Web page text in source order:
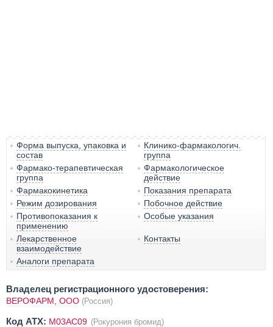
Форма выпуска, упаковка и
состав
Клинико-фармакологич.
группа
Фармако-терапевтическая
группа
Фармакологическое
действие
Фармакокинетика
Показания препарата
Режим дозирования
Побочное действие
Противопоказания к
применению
Особые указания
Лекарственное
взаимодействие
Контакты
Аналоги препарата
Владелец регистрационного удостоверения:
ВЕРОФАРМ, ООО (Россия)
Код ATX: M03AC09 (Рокурония бромид)